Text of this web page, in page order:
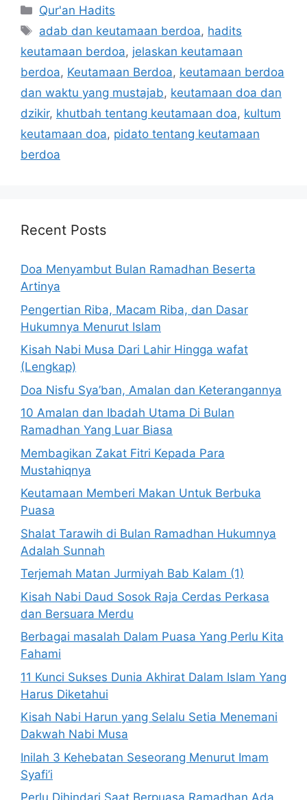
Categories
Qur'an Hadits
Tags
adab dan keutamaan berdoa, hadits
keutamaan berdoa, jelaskan keutamaan
berdoa, Keutamaan Berdoa, keutamaan berdoa
dan waktu yang mustajab, keutamaan doa dan
dzikir, khutbah tentang keutamaan doa, kultum
keutamaan doa, pidato tentang keutamaan
berdoa
Recent Posts
Doa Menyambut Bulan Ramadhan Beserta
Artinya
Pengertian Riba, Macam Riba, dan Dasar
Hukumnya Menurut Islam
Kisah Nabi Musa Dari Lahir Hingga wafat
(Lengkap)
Doa Nisfu Sya’ban, Amalan dan Keterangannya
10 Amalan dan Ibadah Utama Di Bulan
Ramadhan Yang Luar Biasa
Membagikan Zakat Fitri Kepada Para
Mustahiqnya
Keutamaan Memberi Makan Untuk Berbuka
Puasa
Shalat Tarawih di Bulan Ramadhan Hukumnya
Adalah Sunnah
Terjemah Matan Jurmiyah Bab Kalam (1)
Kisah Nabi Daud Sosok Raja Cerdas Perkasa
dan Bersuara Merdu
Berbagai masalah Dalam Puasa Yang Perlu Kita
Fahami
11 Kunci Sukses Dunia Akhirat Dalam Islam Yang
Harus Diketahui
Kisah Nabi Harun yang Selalu Setia Menemani
Dakwah Nabi Musa
Inilah 3 Kehebatan Seseorang Menurut Imam
Syafi’i